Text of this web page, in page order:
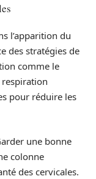
l’apparition du
des stratégies de
comme le
respiration
pour réduire les
une bonne
colonne
des cervicales.